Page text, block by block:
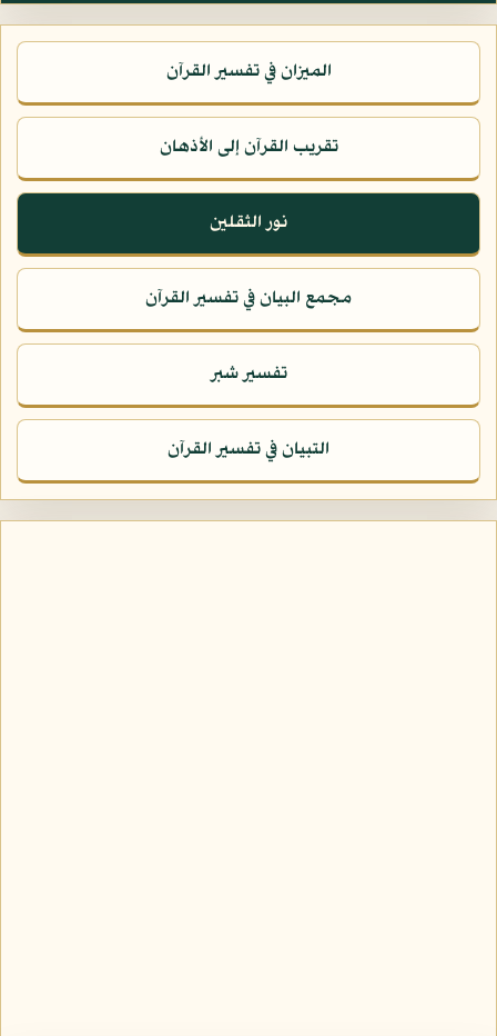
الميزان في تفسير القرآن
تقريب القرآن إلى الأذهان
نور الثقلين
مجمع البيان في تفسير القرآن
تفسير شبر
التبيان في تفسير القرآن